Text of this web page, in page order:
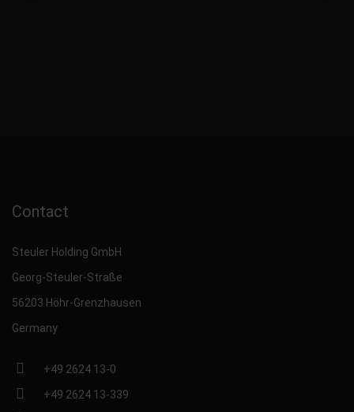
Contact
Steuler Holding GmbH
Georg-Steuler-Straße
56203 Höhr-Grenzhausen
Germany
+49 2624 13-0
+49 2624 13-339